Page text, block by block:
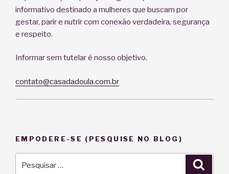
informativo destinado a mulheres que buscam por
gestar, parir e nutrir com conexão verdadeira, segurança
e respeito.
Informar sem tutelar é nosso objetivo.
contato@casadadoula.com.br
EMPODERE-SE (PESQUISE NO BLOG)
por: